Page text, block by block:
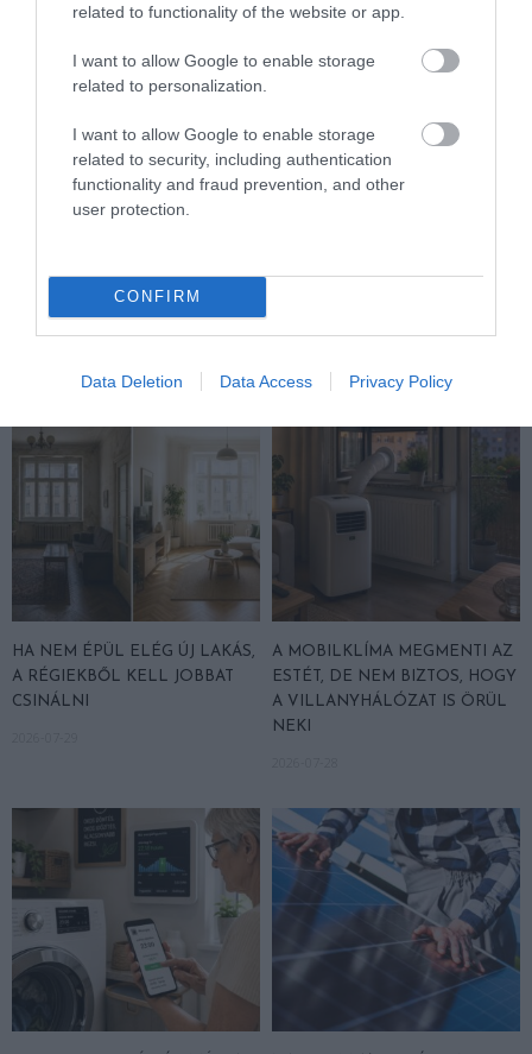
related to functionality of the website or app.
I want to allow Google to enable storage
related to personalization.
I want to allow Google to enable storage
related to security, including authentication
functionality and fraud prevention, and other
user protection.
CONFIRM
Data Deletion Data Access Privacy Policy
ELTÁROLNI A NAPPALT
ESTÉRE
HA NEM ÉPÜL ELÉG ÚJ LAKÁS,
A RÉGIEKBŐL KELL JOBBAT
CSINÁLNI
A MOBILKLÍMA MEGMENTI AZ
ESTÉT, DE NEM BIZTOS, HOGY
A VILLANYHÁLÓZAT IS ÖRÜL
NEKI